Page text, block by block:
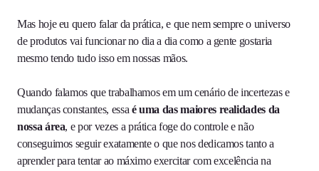
Mas hoje eu quero falar da prática, e que nem sempre o universo
de produtos vai funcionar no dia a dia como a gente gostaria
mesmo tendo tudo isso em nossas mãos.
Quando falamos que trabalhamos em um cenário de incertezas e
mudanças constantes, essa é uma das maiores realidades da
nossa área, e por vezes a prática foge do controle e não
conseguimos seguir exatamente o que nos dedicamos tanto a
aprender para tentar ao máximo exercitar com excelência na